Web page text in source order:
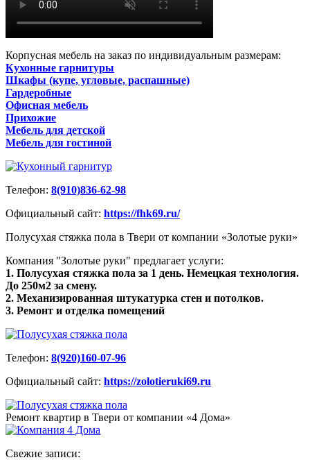
Корпусная мебель на заказ по индивидуальным размерам:
Кухонные гарнитуры
Шкафы (купе, угловые, распашные)
Гардеробные
Офисная мебель
Прихожие
Мебель для детской
Мебель для гостиной
Телефон: 8(910)836-62-98
Официальный сайт: https://fhk69.ru/
Полусухая стяжка пола в Твери от компании «Золотые руки»
Компания "Золотые руки" предлагает услуги:
1. Полусухая стяжка пола за 1 день. Немецкая технология.
До 250м2 за смену.
2. Механизированная штукатурка стен и потолков.
3. Ремонт и отделка помещений
Телефон: 8(920)160-07-96
Официальный сайт: https://zolotieruki69.ru
Ремонт квартир в Твери от компании «4 Дома»
Свежие записи: